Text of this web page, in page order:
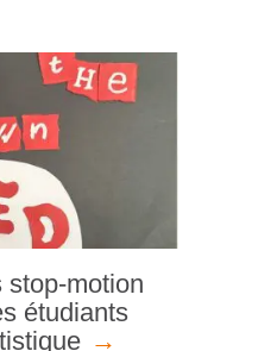
stop-motion
étudiants